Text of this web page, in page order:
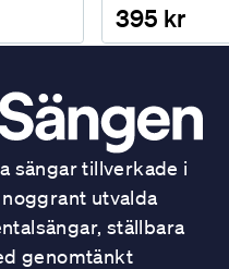
395 kr
sängar tillverkade i
utvalda
ställbara
genomtänkt